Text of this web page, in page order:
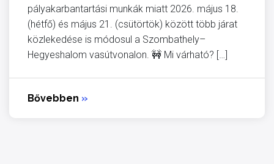
pályakarbantartási munkák miatt 2026. május 18.
(hétfő) és május 21. (csütörtök) között több járat
közlekedése is módosul a Szombathely–
Hegyeshalom vasútvonalon. 🚧 Mi várható? […]
Bővebben »